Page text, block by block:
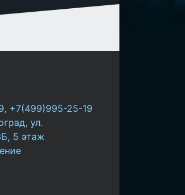
, +7(499)995-25-19
ул.
5 этаж